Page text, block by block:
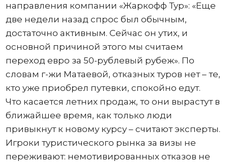
направления компании «Жаркофф Тур»: «Еще
две недели назад спрос был обычным,
достаточно активным. Сейчас он утих, и
основной причиной этого мы считаем
переход евро за 50-рублевый рубеж». По
словам г-жи Матаевой, отказных туров нет – те,
кто уже приобрел путевки, спокойно едут.
Что касается летних продаж, то они вырастут в
ближайшее время, как только люди
привыкнут к новому курсу – считают эксперты.
Игроки туристического рынка за визы не
переживают: немотивированных отказов не